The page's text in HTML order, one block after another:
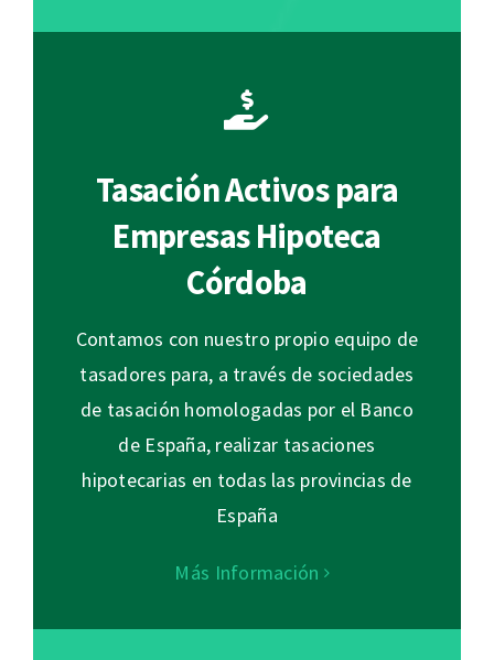
Tasación Activos para
Empresas Hipoteca
Córdoba
Contamos con nuestro propio equipo de
tasadores para, a través de sociedades
de tasación homologadas por el Banco
de España, realizar tasaciones
hipotecarias en todas las provincias de
España
Más Información